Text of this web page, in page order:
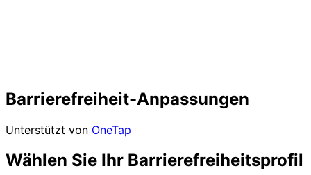
Barrierefreiheit-Anpassungen
Unterstützt von OneTap
Wählen Sie Ihr Barrierefreiheitsprofil